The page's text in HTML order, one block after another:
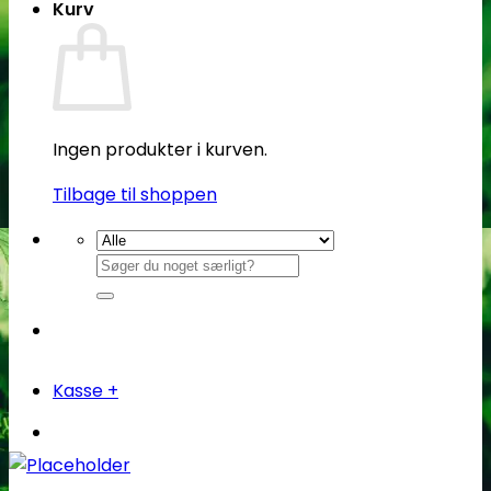
Kurv
Ingen produkter i kurven.
Tilbage til shoppen
Søg
efter:
Kasse +